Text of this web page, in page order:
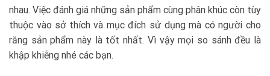
nhau. Việc đánh giá những sản phẩm cùng phân khúc còn tùy
thuộc vào sở thích và mục đích sử dụng mà có người cho
răng sản phẩm này là tốt nhất. Vì vậy mọi so sánh đều là
khập khiễng nhé các bạn.